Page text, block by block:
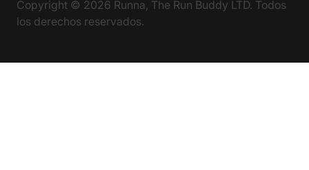
Copyright © 2026 Runna, The Run Buddy LTD. Todos
los derechos reservados.